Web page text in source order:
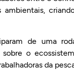
de uma
sobre o
da